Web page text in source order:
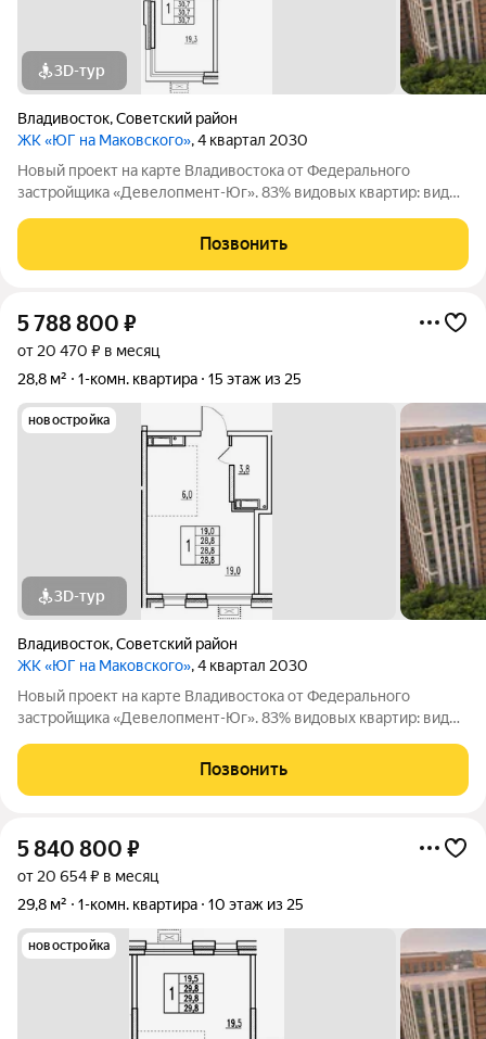
3D-тур
Владивосток,Советский район
ЖК «ЮГ на Маковского», 4 квартал 2030
Новый проект на карте Владивостока от Федерального
застройщика «Девелопмент-Юг». 83% видовых квартир: виды
массива, двор с прогулочным бульваром, смотровой
площадкой, спортивными зонами,
Позвонить
5 788 800 ₽
от 20 470 ₽ в месяц
28,8 м²
1-комн. квартира 15 этаж из 25
новостройка
3D-тур
Владивосток,Советский район
ЖК «ЮГ на Маковского», 4 квартал 2030
Новый проект на карте Владивостока от Федерального
застройщика «Девелопмент-Юг». 83% видовых квартир: виды
массива, двор с прогулочным бульваром, смотровой
площадкой, спортивными зонами,
Позвонить
5 840 800 ₽
от 20 654 ₽ в месяц
29,8 м²
1-комн. квартира 10 этаж из 25
новостройка